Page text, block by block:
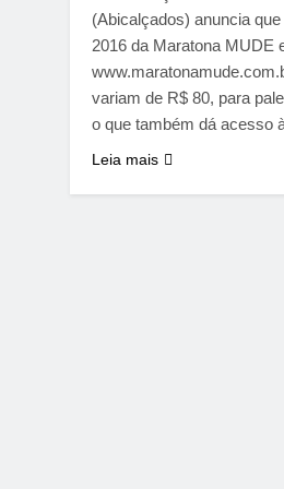
(Abicalçados) anuncia
2016 da Maratona MUDE
variam de R$ 80, para
o que também dá acesso
Leia mais